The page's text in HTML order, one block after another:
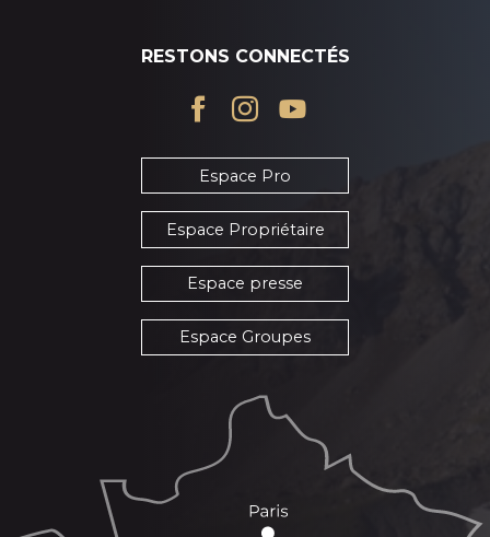
RESTONS CONNECTÉS
Espace Pro
Espace Propriétaire
Espace presse
Espace Groupes